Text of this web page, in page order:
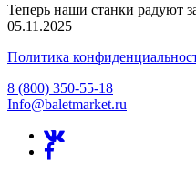
Теперь наши станки радуют
05.11.2025
Политика
8 (800) 350-55-18
Info@baletmarket.ru